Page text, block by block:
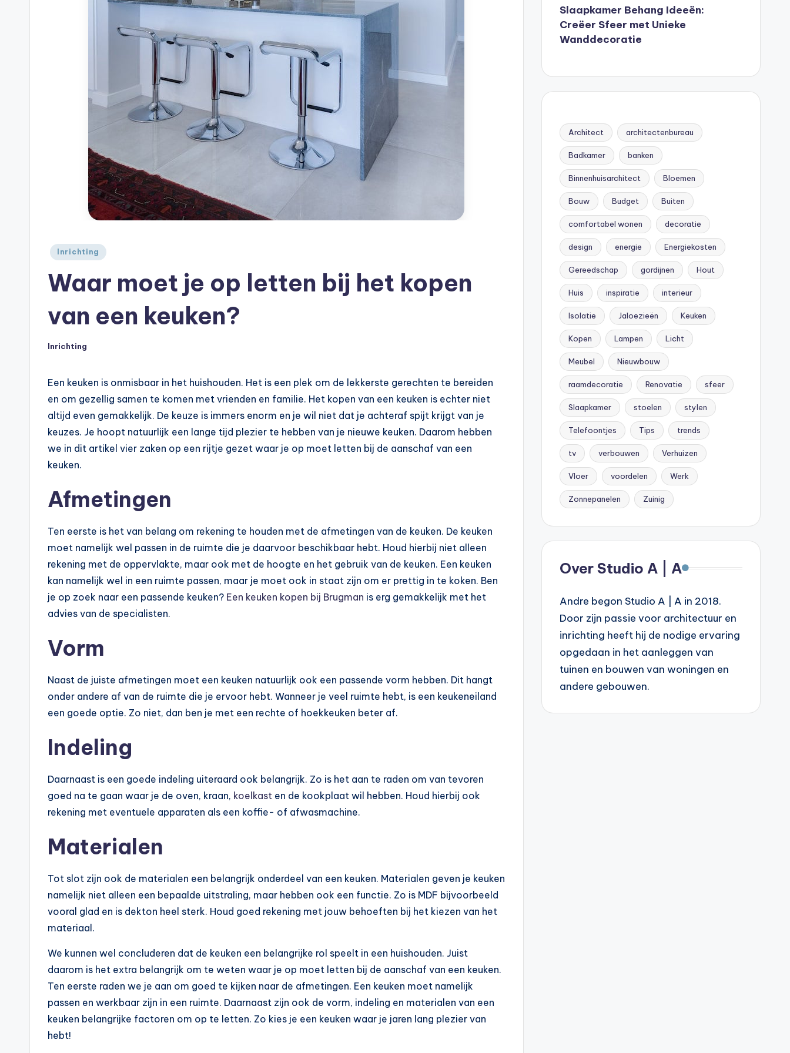
Geplaatst
Inrichting
Waar moet je op letten bij het kopen
van een keuken?
Geplaatst
Inrichting
Een keuken is onmisbaar in het huishouden. Het is een plek om de lekkerste gerechten te bereiden
en om gezellig samen te komen met vrienden en familie. Het kopen van een keuken is echter niet
altijd even gemakkelijk. De keuze is immers enorm en je wil niet dat je achteraf spijt krijgt van je
keuzes. Je hoopt natuurlijk een lange tijd plezier te hebben van je nieuwe keuken. Daarom hebben
we in dit artikel vier zaken op een rijtje gezet waar je op moet letten bij de aanschaf van een
keuken.
Afmetingen
Ten eerste is het van belang om rekening te houden met de afmetingen van de keuken. De keuken
moet namelijk wel passen in de ruimte die je daarvoor beschikbaar hebt. Houd hierbij niet alleen
rekening met de oppervlakte, maar ook met de hoogte en het gebruik van de keuken. Een keuken
kan namelijk wel in een ruimte passen, maar je moet ook in staat zijn om er prettig in te koken. Ben
je op zoek naar een passende keuken? Een keuken kopen bij Brugman is erg gemakkelijk met het
advies van de specialisten.
Vorm
Naast de juiste afmetingen moet een keuken natuurlijk ook een passende vorm hebben. Dit hangt
onder andere af van de ruimte die je ervoor hebt. Wanneer je veel ruimte hebt, is een keukeneiland
een goede optie. Zo niet, dan ben je met een rechte of hoekkeuken beter af.
Indeling
Daarnaast is een goede indeling uiteraard ook belangrijk. Zo is het aan te raden om van tevoren
goed na te gaan waar je de oven, kraan, koelkast en de kookplaat wil hebben. Houd hierbij ook
rekening met eventuele apparaten als een koffie- of afwasmachine.
Materialen
Tot slot zijn ook de materialen een belangrijk onderdeel van een keuken. Materialen geven je keuken
namelijk niet alleen een bepaalde uitstraling, maar hebben ook een functie. Zo is MDF bijvoorbeeld
vooral glad en is dekton heel sterk. Houd goed rekening met jouw behoeften bij het kiezen van het
materiaal.
We kunnen wel concluderen dat de keuken een belangrijke rol speelt in een huishouden. Juist
daarom is het extra belangrijk om te weten waar je op moet letten bij de aanschaf van een keuken.
Ten eerste raden we je aan om goed te kijken naar de afmetingen. Een keuken moet namelijk
passen en werkbaar zijn in een ruimte. Daarnaast zijn ook de vorm, indeling en materialen van een
keuken belangrijke factoren om op te letten. Zo kies je een keuken waar je jaren lang plezier van
hebt!
Slaapkamer Behang Ideeën:
Creëer Sfeer met Unieke
Wanddecoratie
Architect architectenbureau
Badkamer banken
Binnenhuisarchitect Bloemen
Bouw Budget Buiten
comfortabel wonen decoratie
design energie Energiekosten
Gereedschap gordijnen Hout
Huis inspiratie interieur
Isolatie Jaloezieën Keuken
Kopen Lampen Licht
Meubel Nieuwbouw
raamdecoratie Renovatie sfeer
Slaapkamer stoelen stylen
Telefoontjes Tips trends
tv verbouwen Verhuizen
Vloer voordelen Werk
Zonnepanelen Zuinig
Over Studio A | A
Andre begon Studio A | A in 2018.
Door zijn passie voor architectuur en
inrichting heeft hij de nodige ervaring
opgedaan in het aanleggen van
tuinen en bouwen van woningen en
andere gebouwen.